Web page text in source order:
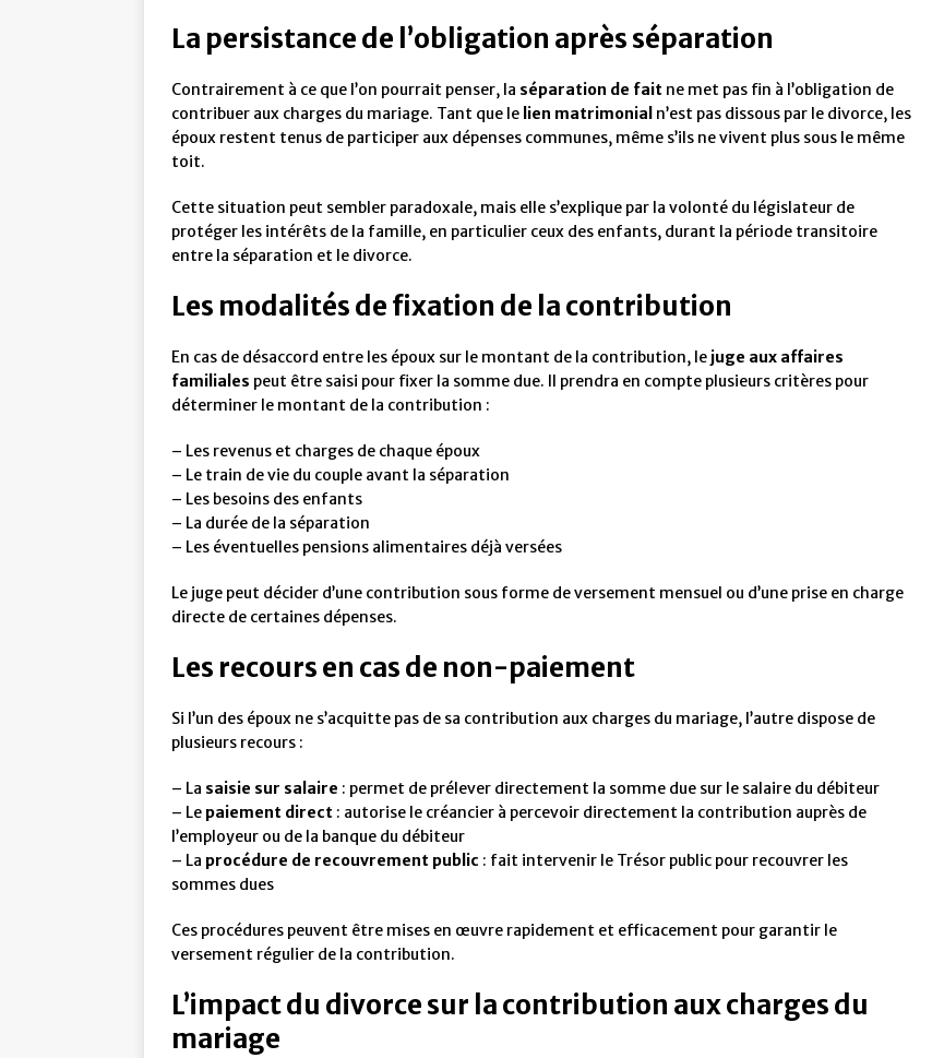
La persistance de l’obligation après séparation
Contrairement à ce que l’on pourrait penser, la séparation de fait ne met pas fin à l’obligation de
contribuer aux charges du mariage. Tant que le lien matrimonial n’est pas dissous par le divorce, les
époux restent tenus de participer aux dépenses communes, même s’ils ne vivent plus sous le même
toit.
Cette situation peut sembler paradoxale, mais elle s’explique par la volonté du législateur de
protéger les intérêts de la famille, en particulier ceux des enfants, durant la période transitoire
entre la séparation et le divorce.
Les modalités de fixation de la contribution
En cas de désaccord entre les époux sur le montant de la contribution, le juge aux affaires
familiales peut être saisi pour fixer la somme due. Il prendra en compte plusieurs critères pour
déterminer le montant de la contribution :
– Les revenus et charges de chaque époux
– Le train de vie du couple avant la séparation
– Les besoins des enfants
– La durée de la séparation
– Les éventuelles pensions alimentaires déjà versées
Le juge peut décider d’une contribution sous forme de versement mensuel ou d’une prise en charge
directe de certaines dépenses.
Les recours en cas de non-paiement
Si l’un des époux ne s’acquitte pas de sa contribution aux charges du mariage, l’autre dispose de
plusieurs recours :
– La saisie sur salaire : permet de prélever directement la somme due sur le salaire du débiteur
– Le paiement direct : autorise le créancier à percevoir directement la contribution auprès de
l’employeur ou de la banque du débiteur
– La procédure de recouvrement public : fait intervenir le Trésor public pour recouvrer les
sommes dues
Ces procédures peuvent être mises en œuvre rapidement et efficacement pour garantir le
versement régulier de la contribution.
L’impact du divorce sur la contribution aux charges du
mariage